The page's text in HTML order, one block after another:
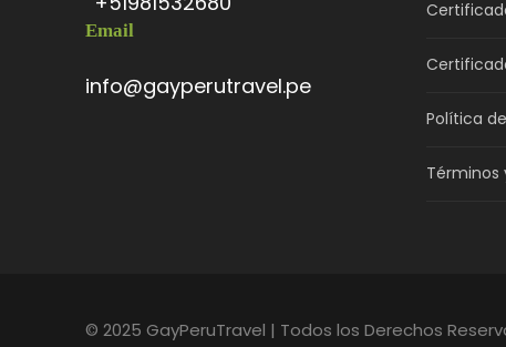
Email
info@gayperutravel.pe
Política
Términos
© 2025 GayPeruTravel | Todos los Derechos